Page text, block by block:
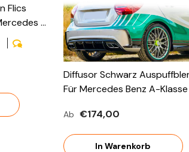
Flics
A
Line Ab
Diffusor Schwarz
Für Mercedes Benz A-Klasse
ABE
Ab €174,00
In Warenkorb